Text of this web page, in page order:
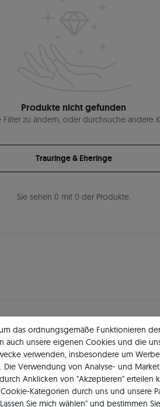
Produkte nicht gefunden
Filter zu ändern, oder durchsuche andere
Trauringe & Eheringe
Sie sehen 0 mit 0 der Produkte.
★-Bewertungen in
BEWERTUNGEN UNSERER KUNDEN
das ordnungsgemäße Funktionieren
auch unsere eigenen Cookies und die
verwenden, insbesondere um
Die Verwendung von Analyse- und
Anklicken von "Akzeptieren" erteilen
Kategorien durch uns und unsere
Sie mich wählen" und bestimmen